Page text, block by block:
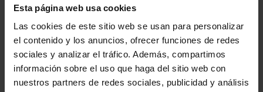
Esta página web usa cookies
Las cookies de este sitio web se usan para personalizar
el contenido y los anuncios, ofrecer funciones de redes
sociales y analizar el tráfico. Además, compartimos
información sobre el uso que haga del sitio web con
nuestros partners de redes sociales, publicidad y análisis
para indicar el número de sala, lo que asegura su
integración dentro de laestética general del hospital.